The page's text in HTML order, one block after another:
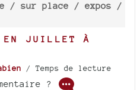
/ sur place / expos /
EN JUILLET À
/ Temps de lecture
?